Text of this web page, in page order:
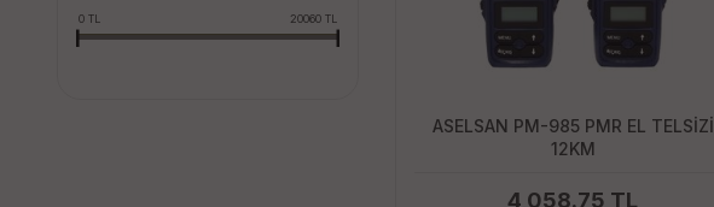
0 TL 20060 TL
ASELSAN PM-985 PMR EL TELSİZİ
12KM
4,058.75 TL